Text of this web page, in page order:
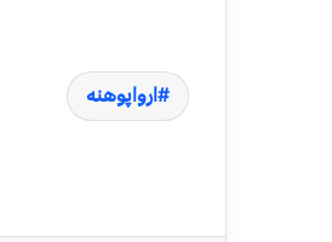
ارواپوهنه